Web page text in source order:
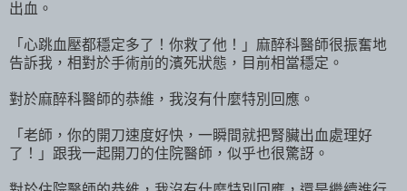
出血。
「心跳血壓都穩定多了！你救了他！」麻醉科醫師很振奮地
告訴我，相對於手術前的濱死狀態，目前相當穩定。
對於麻醉科醫師的恭維，我沒有什麼特別回應。
「老師，你的開刀速度好快，一瞬間就把腎臟出血處理好
了！」跟我一起開刀的住院醫師，似乎也很驚訝。